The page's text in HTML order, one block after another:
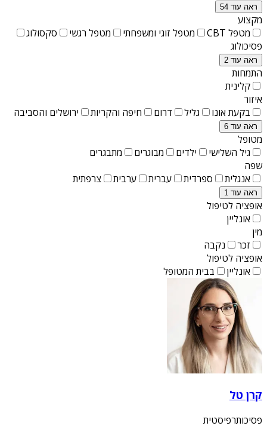
ראה עוד 54
מקצוע
מטפל CBT
מטפל זוגי ומשפחתי מטפל רגשי
סקסולוג
פסיכולוג
ראה עוד 2
התמחות
קלינית
איזור
בקעת אונו
גליל דרום חיפה והקריות ירושלים והסביבה
ראה עוד 6
מטופל
גיל השלישי
ילדים מבוגרים
מתבגרים
שפה
אנגלית
ספרדית עברית ערבית צרפתית
ראה עוד 1
אופציה לטיפול
אונליין
מין
זכר
נקבה
אופציה לטיפול
אונליין
בבית המטופל
קרן טל
פסיכותרפיסטית